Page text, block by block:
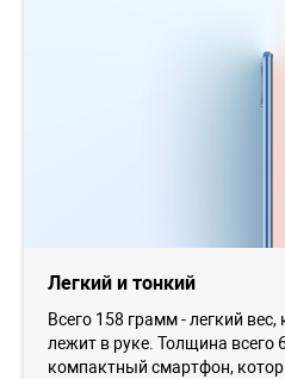
Легкий и тонкий
Всего 158 грамм - легкий
лежит в руке. Толщина всего
компактный смартфон,